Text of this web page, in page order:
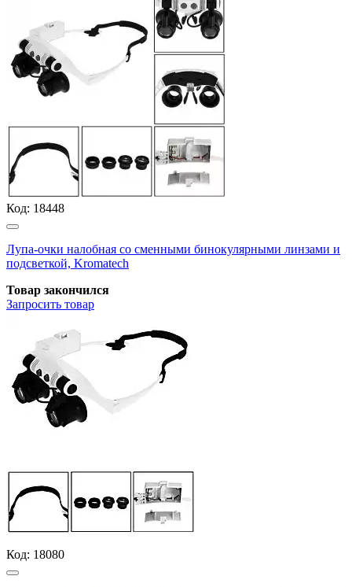
Код: 18448
Лупа-очки налобная со сменными бинокулярными линзами и
подсветкой, Kromatech
Товар закончился
Запросить товар
Код: 18080